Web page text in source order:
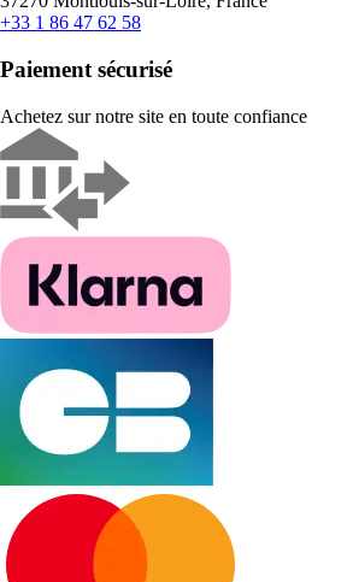
+33 1 86 47 62 58
Paiement sécurisé
Achetez sur notre site en toute confiance